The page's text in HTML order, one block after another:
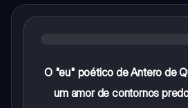
O "eu" poético de Antero de
um amor de contornos